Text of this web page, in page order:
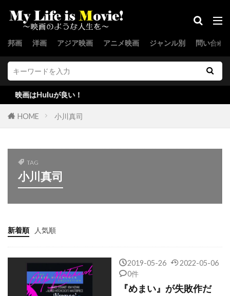
邦画 洋画 アジア映画 アニメ映画 ジャンル別 問い合わ
キャサリン・オハラ
キャサリン・キーナー
キャサリン・スコセッシ
キャサリン・ゼタ＝ジョーンズ
キャサリン・タウン
キャサリン・ナップマン
キャサリン・マーティン
キャサリン・ランバート
キャシー・コンラッド
キャスリーン・ケネディ
キャスリーン・ケネディアラン・シルヴェストリ
キャスリーン・コーデル
キャスリーン・フリーマン
キャムリン・グライムス
キャメロン・クロウ
キャメロン・ディアス
キャメロン・ブライト
Huluが良い！
HOME 小川真司
TAG
小川真司
新着順 人気順
2019-05-26
2022-05-06
0件
『めまい』が失敗作だ